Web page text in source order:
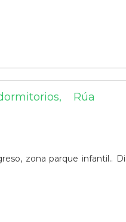
Rúa
zona parque infantil..